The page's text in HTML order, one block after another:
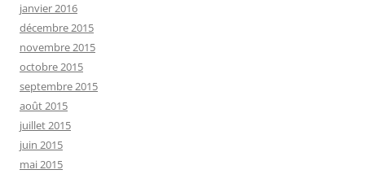
janvier 2016
décembre 2015
novembre 2015
octobre 2015
septembre 2015
août 2015
juillet 2015
juin 2015
mai 2015